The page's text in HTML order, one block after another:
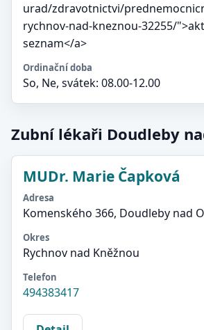
urad/zdravotnictvi/
rychnov-nad-kneznou-32255/
seznam</a>
Ordinační doba
So, Ne, svátek: 08.00-12.00
Zubní lékaři Doudleby
MUDr. Marie Čapková
Adresa
Komenského 366, Doudleby nad
Okres
Rychnov nad Kněžnou
Telefon
494383417